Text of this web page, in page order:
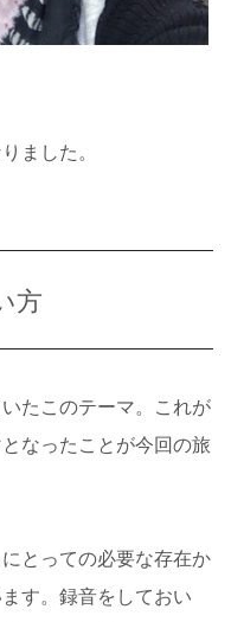
ました。
方
たこのテーマ。これが
なったことが今回の旅
とっての必要な存在か
す。録音をしておい